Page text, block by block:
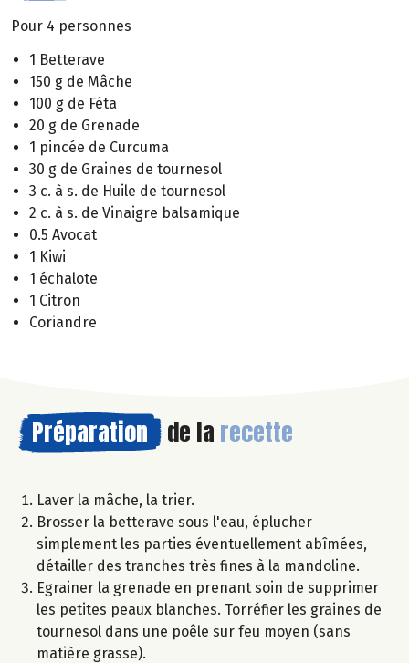
Pour 4 personnes
1 Betterave
150 g de Mâche
100 g de Féta
20 g de Grenade
1 pincée de Curcuma
30 g de Graines de tournesol
3 c. à s. de Huile de tournesol
2 c. à s. de Vinaigre balsamique
0.5 Avocat
1 Kiwi
1 échalote
1 Citron
Coriandre
Préparation de la recette
Laver la mâche, la trier.
Brosser la betterave sous l'eau, éplucher
simplement les parties éventuellement abîmées,
détailler des tranches très fines à la mandoline.
Egrainer la grenade en prenant soin de supprimer
les petites peaux blanches. Torréfier les graines de
tournesol dans une poêle sur feu moyen (sans
matière grasse).